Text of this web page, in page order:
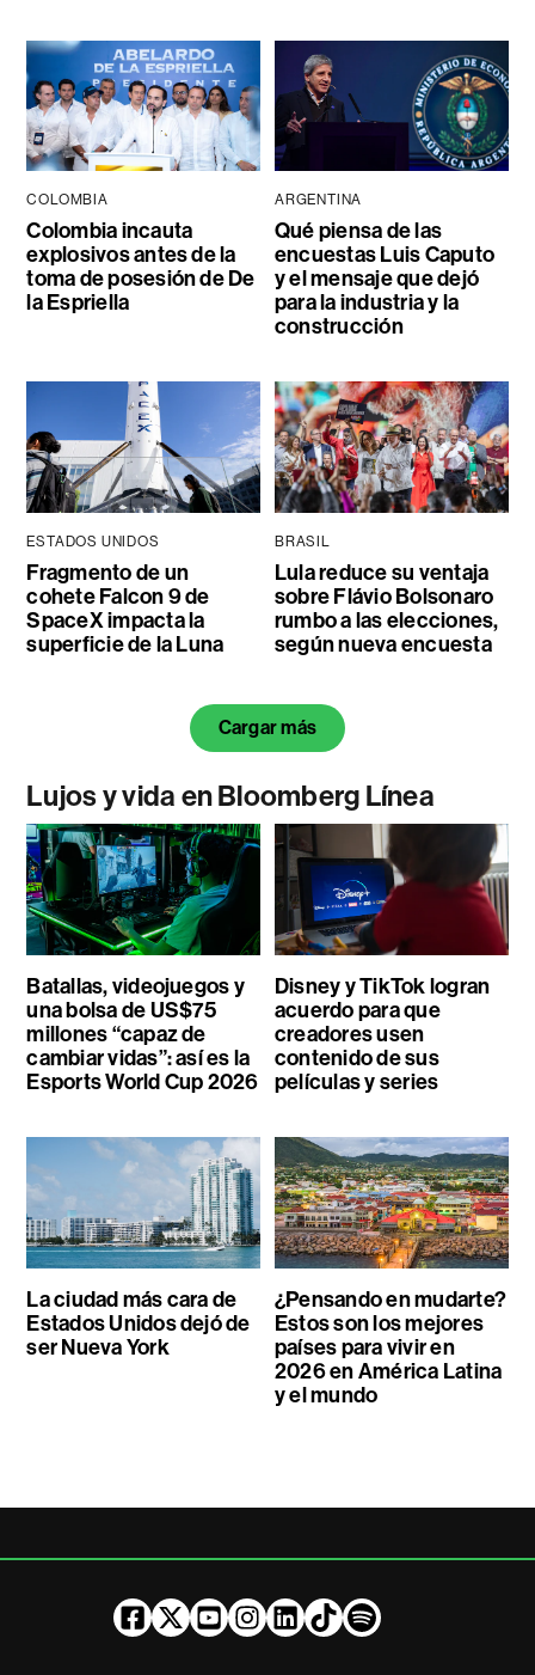
COLOMBIA
Colombia incauta
explosivos antes de la
toma de posesión de De
la Espriella
ARGENTINA
Qué piensa de las
encuestas Luis Caputo
y el mensaje que dejó
para la industria y la
construcción
ESTADOS UNIDOS
Fragmento de un
cohete Falcon 9 de
SpaceX impacta la
superficie de la Luna
BRASIL
Lula reduce su ventaja
sobre Flávio Bolsonaro
rumbo a las elecciones,
según nueva encuesta
Cargar más
Lujos y vida en Bloomberg Línea
Batallas, videojuegos y
una bolsa de US$75
millones “capaz de
cambiar vidas”: así es la
Esports World Cup 2026
Disney y TikTok logran
acuerdo para que
creadores usen
contenido de sus
películas y series
La ciudad más cara de
Estados Unidos dejó de
ser Nueva York
¿Pensando en mudarte?
Estos son los mejores
países para vivir en
2026 en América Latina
y el mundo